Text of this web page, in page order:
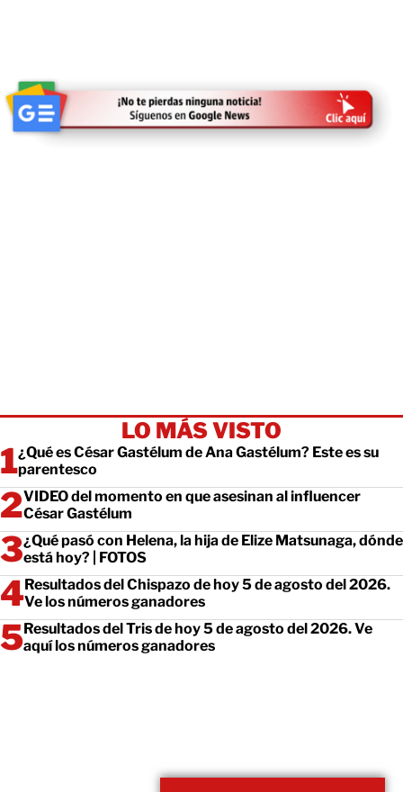
LO MÁS VISTO
¿Qué es César Gastélum de Ana Gastélum? Este es su
parentesco
VIDEO del momento en que asesinan al influencer
César Gastélum
¿Qué pasó con Helena, la hija de Elize Matsunaga, dónde
está hoy? | FOTOS
Resultados del Chispazo de hoy 5 de agosto del 2026.
Ve los números ganadores
Resultados del Tris de hoy 5 de agosto del 2026. Ve
aquí los números ganadores